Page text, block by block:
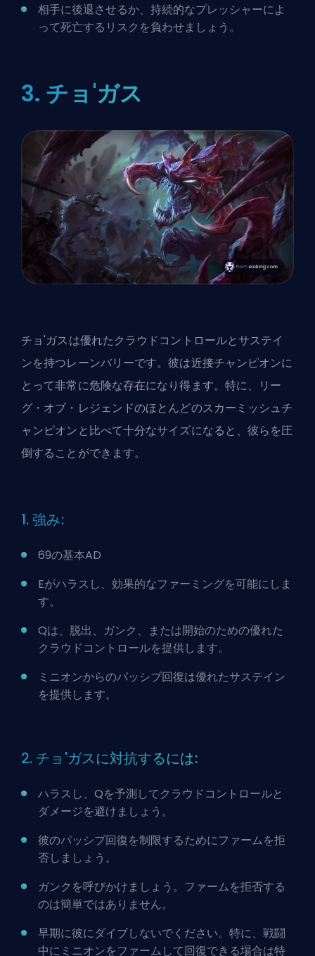
相手に後退させるか、持続的なプレッシャーによ
って死亡するリスクを負わせましょう。
3. チョ'ガス
チョ'ガスは優れたクラウドコントロールとサステイ
ンを持つレーンバリーです。彼は近接チャンピオンに
とって非常に危険な存在になり得ます。特に、リー
グ・オブ・レジェンドのほとんどのスカーミッシュチ
ャンピオンと比べて十分なサイズになると、彼らを圧
倒することができます。
1. 強み:
69の基本AD
Eがハラスし、効果的なファーミングを可能にしま
す。
Qは、脱出、ガンク、または開始のための優れた
クラウドコントロールを提供します。
ミニオンからのパッシブ回復は優れたサステイン
を提供します。
2. チョ'ガスに対抗するには:
ハラスし、Qを予測してクラウドコントロールと
ダメージを避けましょう。
彼のパッシブ回復を制限するためにファームを拒
否しましょう。
ガンクを呼びかけましょう。ファームを拒否する
のは簡単ではありません。
早期に彼にダイブしないでください。特に、戦闘
中にミニオンをファームして回復できる場合は特